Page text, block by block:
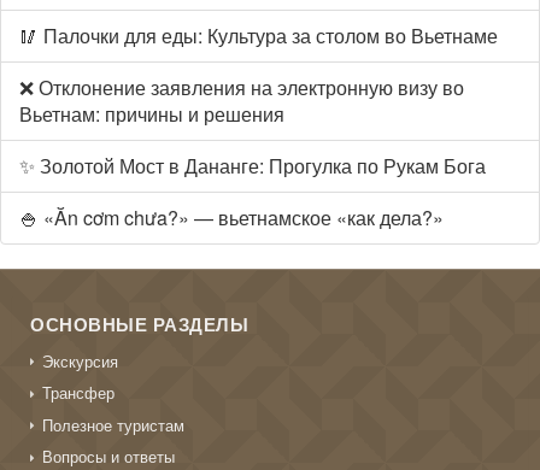
🥢 Палочки для еды: Культура за столом во Вьетнаме
❌ Отклонение заявления на электронную визу во
Вьетнам: причины и решения
✨ Золотой Мост в Дананге: Прогулка по Рукам Бога
🍚 «Ăn cơm chưa?» — вьетнамское «как дела?»
ОСНОВНЫЕ РАЗДЕЛЫ
Экскурсия
Трансфер
Полезное туристам
Вопросы и ответы